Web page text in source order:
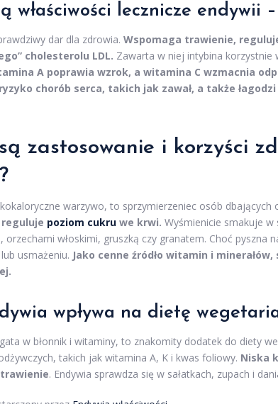
właściwości lecznicze endywii
dar dla zdrowia. Wspomaga trawienie,
cholesterolu LDL. Zawarta w niej intybina korzystnie
A poprawia wzrok, a witamina C wzmacnia
chorób serca, takich jak zawał, a także
zastosowanie i korzyści
warzywo, to sprzymierzeniec osób dbających
poziom cukru we krwi. Wyśmienicie smakuje w
orzechami włoskimi, gruszką czy granatem. Choć pyszna
usmażeniu. Jako cenne źródło witamin i
wpływa na dietę
w błonnik i witaminy, to znakomity dodatek do diety
takich jak witamina A, K i kwas foliowy. Niska
. Endywia sprawdza się w sałatkach, zupach i